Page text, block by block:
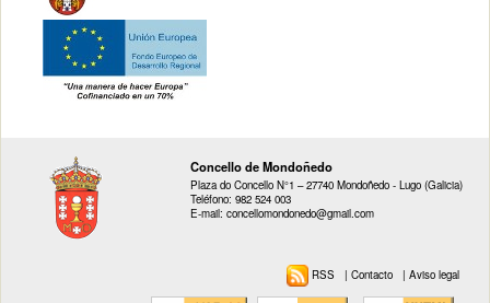
Concello de Mondoñedo
Plaza do Concello N°1 – 27740 Mondoñedo - Lugo (Galicia)
Teléfono: 982 524 003
E-mail: concellomondonedo@gmail.com
RSS |Contacto |Aviso legal